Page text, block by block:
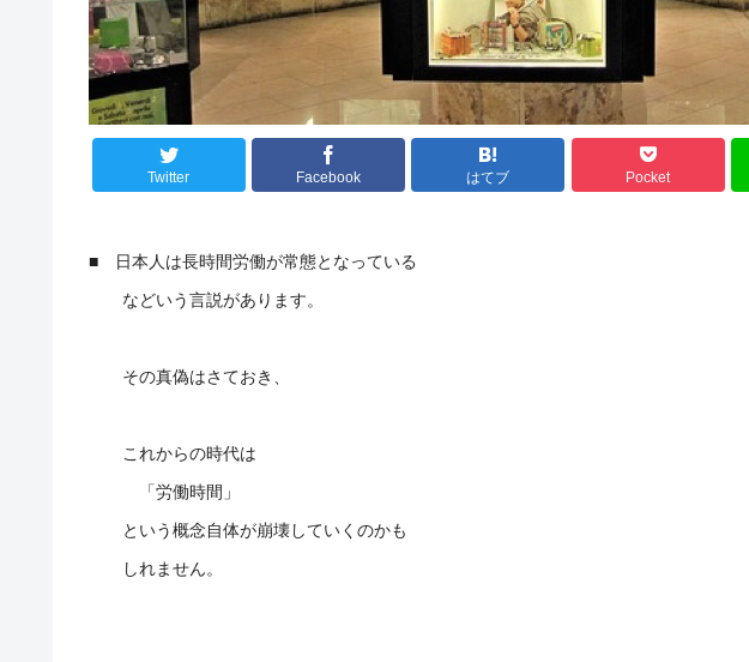
Twitter Facebook はてブ Pocket
■ 日本人は長時間労働が常態となっている
などいう言説があります。
その真偽はさておき、
これからの時代は
「労働時間」
という概念自体が崩壊していくのかも
しれません。